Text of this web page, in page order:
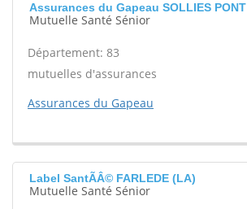
Assurances du Gapeau SOLLIES PONT
Mutuelle Santé Sénior
Département: 83
mutuelles d'assurances
Assurances du Gapeau
Label SantÃÂ© FARLEDE (LA)
Mutuelle Santé Sénior